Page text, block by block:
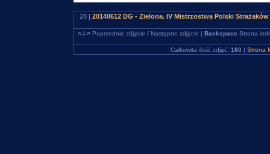
28 | 20140612 DG - Zielona. IV Mistrzostwa Polski
<-/->Poprzednie zdjęcie / Następne zdjęcie | Backspace Strona
Całkowita ilość zdjęć: 160 | Strona